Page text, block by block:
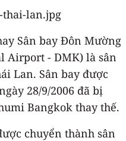
Sân bay Đôn Mường
Airport - DMK) là sân
Lan. Sân bay được
28/9/2006 đã bị
Bangkok thay thế.
chuyển thành sân